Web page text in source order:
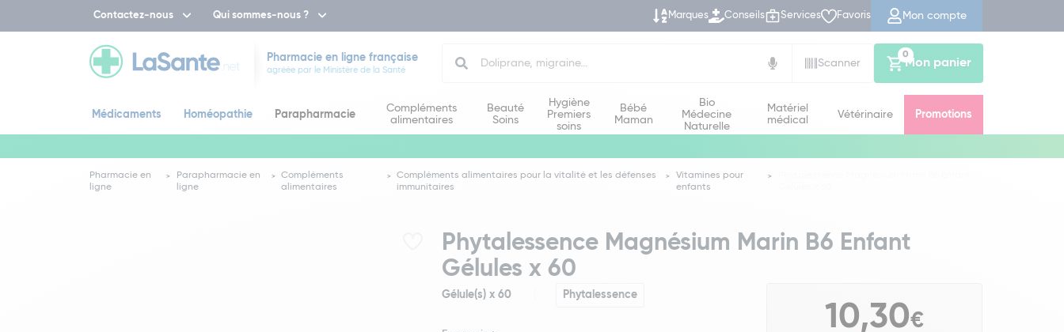
Contactez-nous Qui sommes-nous ? Marques Conseils Services Favoris Mon compte
Pharmacie en ligne française
agréée par le Ministère de la Santé
Scanner
Mon panier
0
Médicaments Homéopathie Parapharmacie
Compléments
alimentaires
Beauté
Soins
Hygiène
Premiers
soins
Bébé
Maman
Bio
Médecine
Naturelle
Matériel
médical
Vétérinaire Promotions
Pharmacie en
ligne
Parapharmacie en
ligne
Compléments
alimentaires
Compléments alimentaires pour la vitalité et les défenses
immunitaires
Vitamines pour
enfants
Phytalessence Magnésium Marin B6 Enfant
Gélules x 60
Gélule(s) x 60 Phytalessence
10,30€